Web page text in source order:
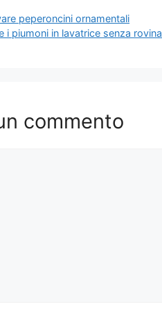
peperoncini ornamentali
i piumoni in lavatrice senza
commento